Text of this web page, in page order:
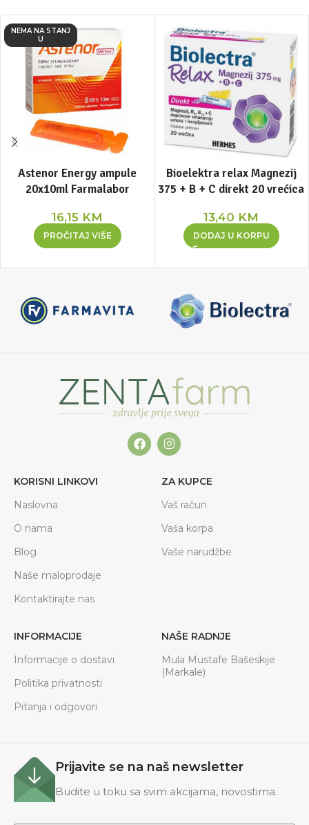
NEMA NA STANJ
U
Astenor Energy ampule
20x10ml Farmalabor
16,15 KM
PROČITAJ VIŠE
Bioelektra relax Magnezij
375 + B + C direkt 20 vrećica
13,40 KM
DODAJ U KORPU
KORISNI LINKOVI
Naslovna
O nama
Blog
Naše maloprodaje
Kontaktirajte nas
ZA KUPCE
Vaš račun
Vaša korpa
Vaše narudžbe
INFORMACIJE
Informacije o dostavi
Politika privatnosti
Pitanja i odgovori
NAŠE RADNJE
Mula Mustafe Bašeskije
(Markale)
Prijavite se na naš newsletter
Budite u toku sa svim akcijama, novostima.